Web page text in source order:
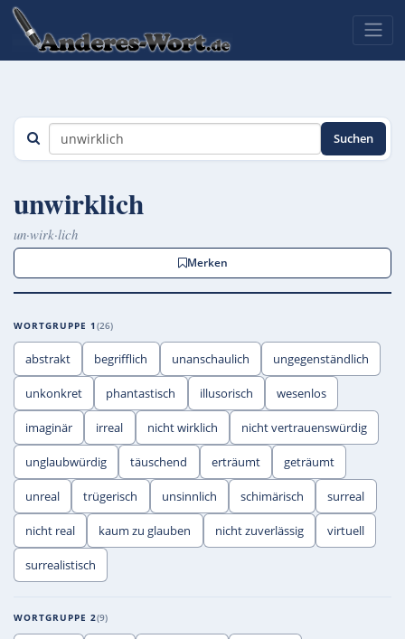
Suchen
unwirklich
un·wirk·lich
Merken
WORTGRUPPE 1 26
abstrakt begrifflich unanschaulich ungegenständlich
unkonkret phantastisch illusorisch wesenlos
imaginär irreal nicht wirklich nicht vertrauenswürdig
unglaubwürdig täuschend erträumt geträumt
unreal trügerisch unsinnlich schimärisch surreal
nicht real kaum zu glauben nicht zuverlässig virtuell
surrealistisch
WORTGRUPPE 2 9